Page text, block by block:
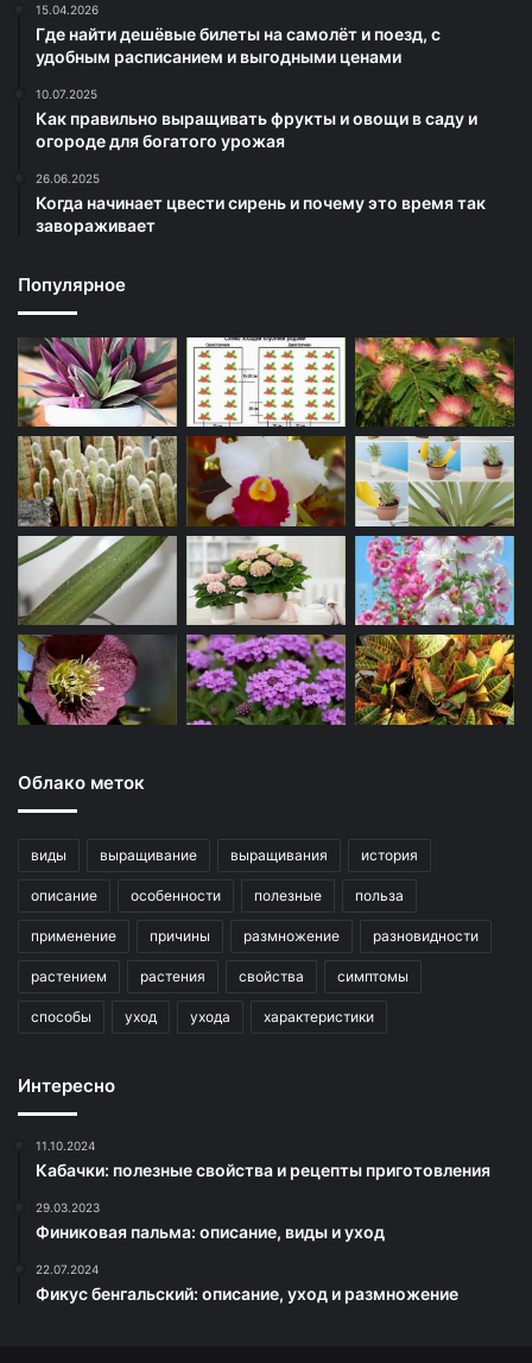
15.04.2026
Где найти дешёвые билеты на самолёт и поезд, с
удобным расписанием и выгодными ценами
10.07.2025
Как правильно выращивать фрукты и овощи в саду и
огороде для богатого урожая
26.06.2025
Когда начинает цвести сирень и почему это время так
завораживает
Популярное
Облако меток
виды выращивание выращивания история
описание особенности полезные польза
применение причины размножение разновидности
растением растения свойства симптомы
способы уход ухода характеристики
Интересно
11.10.2024
Кабачки: полезные свойства и рецепты приготовления
29.03.2023
Финиковая пальма: описание, виды и уход
22.07.2024
Фикус бенгальский: описание, уход и размножение